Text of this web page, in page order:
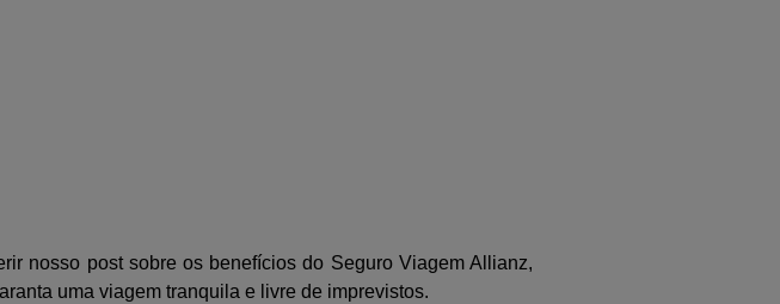
nosso post sobre os benefícios do Seguro Viagem Allianz,
uma viagem tranquila e livre de imprevistos.